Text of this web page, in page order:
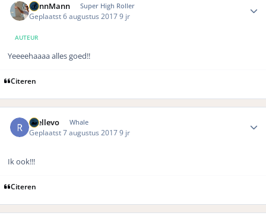
DennMann Super High Roller
Geplaatst6 augustus 20179 jr
AUTEUR
Yeeeehaaaa alles goed!!
Citeren
rhellevo Whale
Geplaatst7 augustus 20179 jr
Ik ook!!!
Citeren